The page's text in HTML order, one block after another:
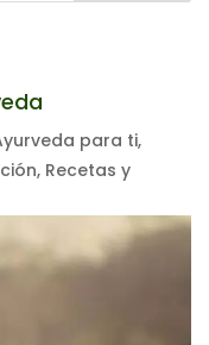
para ti,
, Recetas y